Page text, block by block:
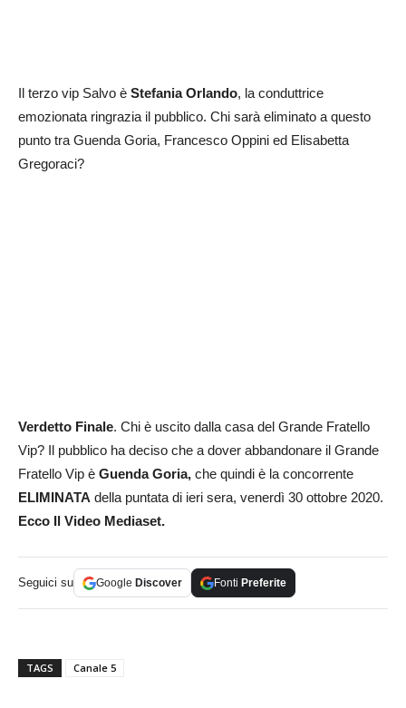
Il terzo vip Salvo è Stefania Orlando, la conduttrice
emozionata ringrazia il pubblico. Chi sarà eliminato a questo
punto tra Guenda Goria, Francesco Oppini ed Elisabetta
Gregoraci?
Verdetto Finale. Chi è uscito dalla casa del Grande Fratello
Vip? Il pubblico ha deciso che a dover abbandonare il Grande
Fratello Vip è Guenda Goria, che quindi è la concorrente
ELIMINATA della puntata di ieri sera, venerdì 30 ottobre 2020.
Ecco Il Video Mediaset.
Seguici su Google Discover Fonti Preferite
TAGS Canale 5